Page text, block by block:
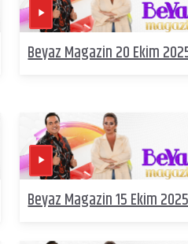
Beyaz Magazin 20 Ekim
Beyaz Magazin 15 Ekim